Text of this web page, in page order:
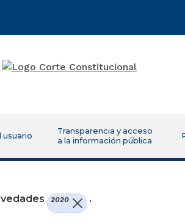
usuario
Transparencia y acceso
a la información pública
2020 .